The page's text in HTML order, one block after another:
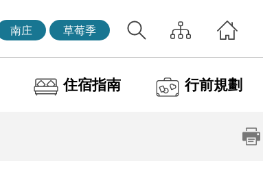
南庄 草莓季
住宿指南 行前規劃